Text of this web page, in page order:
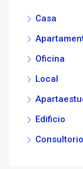
Casa
Oficina
Local
Edificio
Consultorio